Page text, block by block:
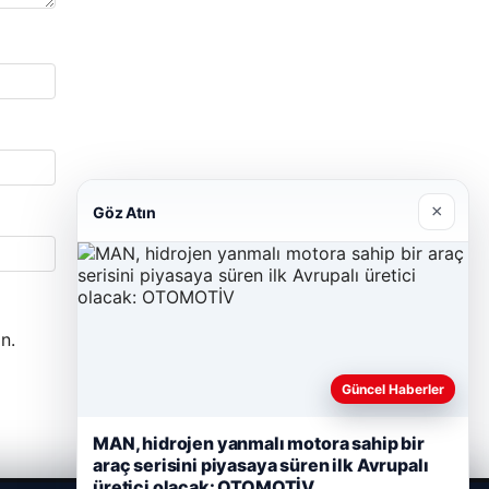
Göz Atın ×
Güncel Haberler
MAN, hidrojen yanmalı motora sahip bir
araç serisini piyasaya süren ilk Avrupalı ​​